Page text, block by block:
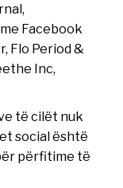
Facebook
Flo Period &
Inc,
të cilët nuk
social është
përfitime të